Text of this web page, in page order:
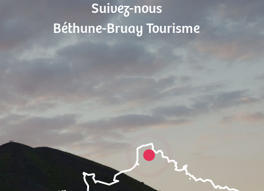
Suivez-nous
Béthune-Bruay Tourisme